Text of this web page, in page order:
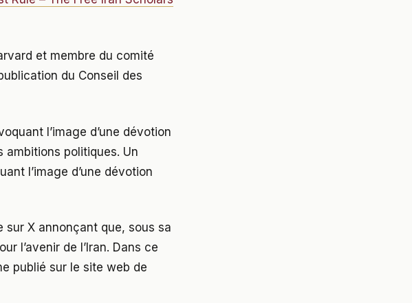
et membre du comité
du Conseil des
l’image d’une dévotion
politiques. Un
l’image d’une dévotion
sur X annonçant que, sous sa
l’avenir de l’Iran. Dans ce
publié sur le site web de